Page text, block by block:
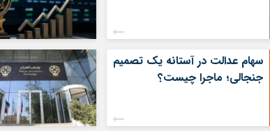
سهام عدالت در آستانه یک تصمیم
جنجالی؛ ماجرا چیست؟